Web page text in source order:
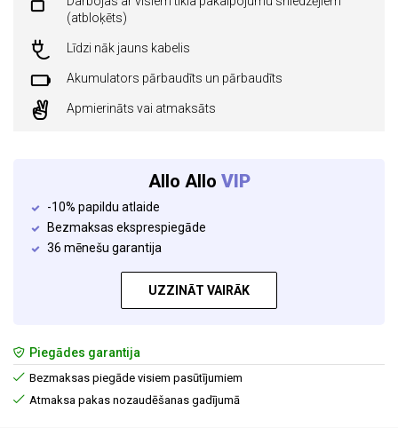
(atbloķēts)
Līdzi nāk jauns kabelis
Akumulators pārbaudīts un pārbaudīts
Apmierināts vai atmaksāts
Allo Allo VIP
-10% papildu atlaide
Bezmaksas eksprespiegāde
36 mēnešu garantija
UZZINĀT VAIRĀK
Piegādes garantija
Bezmaksas piegāde visiem pasūtījumiem
Atmaksa pakas nozaudēšanas gadījumā